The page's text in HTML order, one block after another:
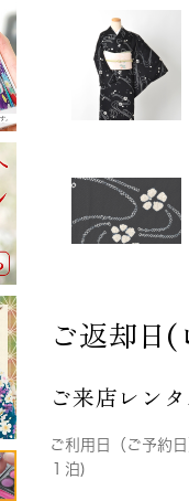
ご返却日
ご来店レン
ご利用日（ご予約
１泊)